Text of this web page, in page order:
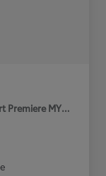
Premiere MY25